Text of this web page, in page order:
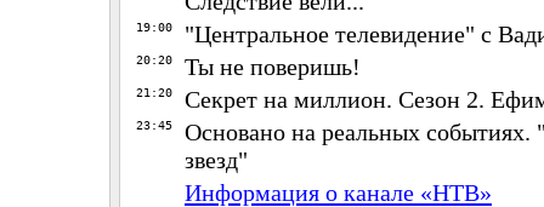
19:00 "Центральное телевидение" с
20:20 Ты не поверишь!
21:20 Секрет на миллион. Сезон 2.
23:45
Основано на реальных событиях.
звезд"
Информация о канале «НТВ»